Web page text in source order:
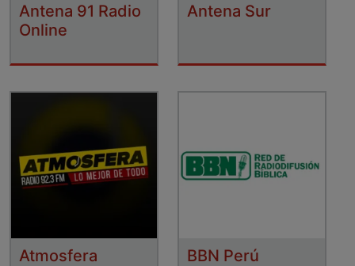
Antena 91 Radio
Online
Antena Sur
Atmosfera BBN Perú